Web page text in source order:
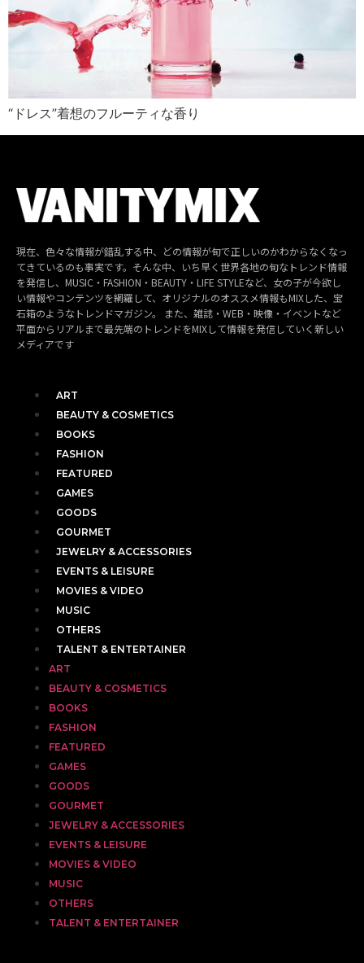
“ドレス”着想のフルーティな香り
現在、色々な情報が錯乱する中、どの情報が旬で正しいのかわからなくなっ
てきているのも事実です。そんな中、いち早く世界各地の旬なトレンド情報
を発信し、MUSIC・FASHION・BEAUTY・LIFE STYLEなど、女の子が今欲し
い情報やコンテンツを網羅して、オリジナルのオススメ情報もMIXした、宝
石箱のようなトレンドマガジン。 また、雑誌・WEB・映像・イベントなど
平面からリアルまで最先端のトレンドをMIXして情報を発信していく新しい
メディアです
ART
BEAUTY & COSMETICS
BOOKS
FASHION
FEATURED
GAMES
GOODS
GOURMET
JEWELRY & ACCESSORIES
EVENTS & LEISURE
MOVIES & VIDEO
MUSIC
OTHERS
TALENT & ENTERTAINER
ART
BEAUTY & COSMETICS
BOOKS
FASHION
FEATURED
GAMES
GOODS
GOURMET
JEWELRY & ACCESSORIES
EVENTS & LEISURE
MOVIES & VIDEO
MUSIC
OTHERS
TALENT & ENTERTAINER